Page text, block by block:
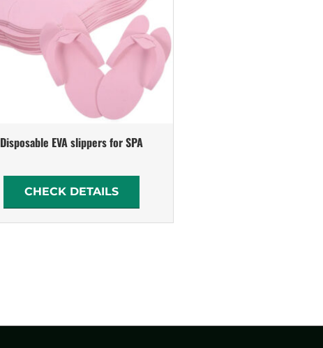
Disposable EVA slippers for SPA
CHECK DETAILS